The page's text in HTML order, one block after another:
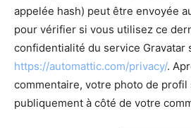
appelée hash) peut être envoyée
pour vérifier si vous utilisez ce
confidentialité du service Gravatar
https://automattic.com/privacy/.
commentaire, votre photo de profil
publiquement à côté de votre